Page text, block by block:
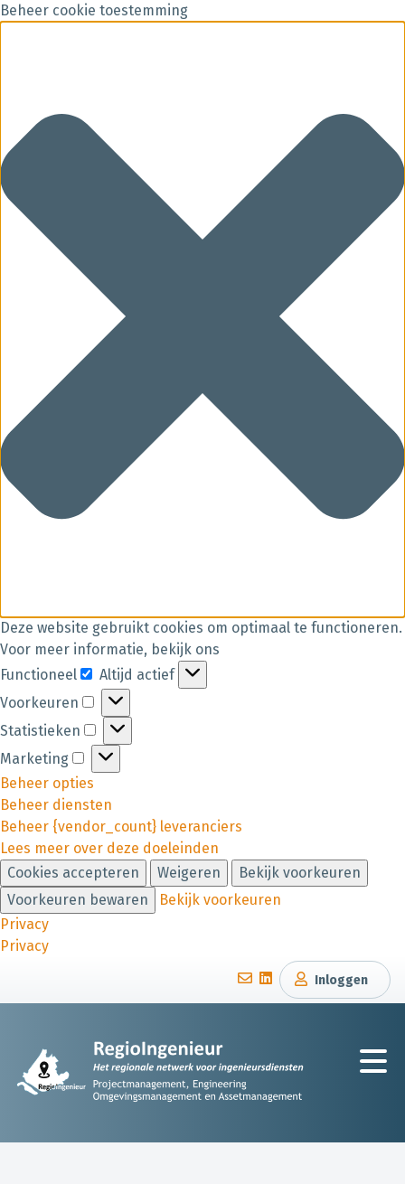
Beheer cookie toestemming
Deze website gebruikt cookies om optimaal te functioneren.
Voor meer informatie, bekijk ons
Functioneel
Altijd actief
Voorkeuren
Statistieken
Marketing
Beheer opties
Beheer diensten
Beheer {vendor_count} leveranciers
Lees meer over deze doeleinden
Cookies accepteren
Weigeren
Bekijk voorkeuren
Voorkeuren bewaren
Bekijk voorkeuren
Privacy
Privacy
Inloggen